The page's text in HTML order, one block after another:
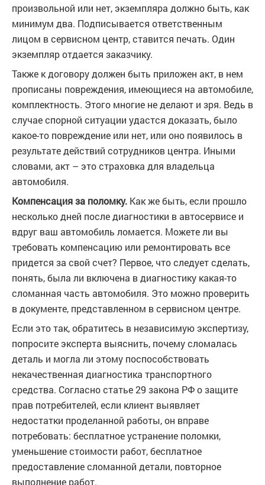
произвольной или нет, экземпляра должно быть, как
минимум два. Подписывается ответственным
лицом в сервисном центр, ставится печать. Один
экземпляр отдается заказчику.
Также к договору должен быть приложен акт, в нем
прописаны повреждения, имеющиеся на автомобиле,
комплектность. Этого многие не делают и зря. Ведь в
случае спорной ситуации удастся доказать, было
какое-то повреждение или нет, или оно появилось в
результате действий сотрудников центра. Иными
словами, акт – это страховка для владельца
автомобиля.
Компенсация за поломку. Как же быть, если прошло
несколько дней после диагностики в автосервисе и
вдруг ваш автомобиль ломается. Можете ли вы
требовать компенсацию или ремонтировать все
придется за свой счет? Первое, что следует сделать,
понять, была ли включена в диагностику какая-то
сломанная часть автомобиля. Это можно проверить
в документе, представленном в сервисном центре.
Если это так, обратитесь в независимую экспертизу,
попросите эксперта выяснить, почему сломалась
деталь и могла ли этому поспособствовать
некачественная диагностика транспортного
средства. Согласно статье 29 закона РФ о защите
прав потребителей, если клиент выявляет
недостатки проделанной работы, он вправе
потребовать: бесплатное устранение поломки,
уменьшение стоимости работ, бесплатное
предоставление сломанной детали, повторное
выполнение работ.